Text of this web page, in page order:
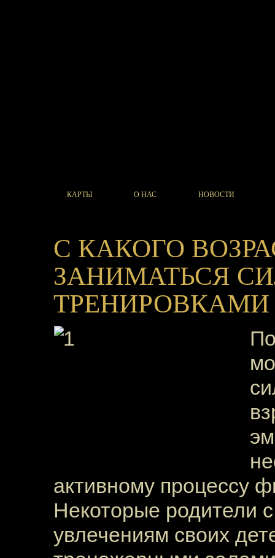
КАРТЫ О НАС НОВОСТИ
С КАКОГО
ЗАНИМАТЬСЯ
ТРЕНИРОВКАМИ
активному процессу
Некоторые родители
увлечениям своих